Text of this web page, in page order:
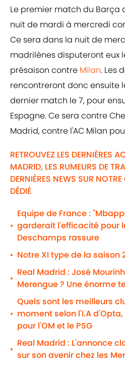
Le premier match du Barça
nuit de mardi à mercredi
Ce sera dans la nuit de
madrilènes disputeront eux
présaison contre Milan. Les
rencontreront donc ensuite
dernier match le 7, pour
Espagne. Ce sera contre
Madrid, contre l'AC Milan
RETROUVEZ LES DERNIÈRES
MADRID, LES RUMEURS DE
DERNIÈRES NEWS SUR
DÉDIÉ
•
Equipe de France :
garderait l'efficacité pour
Deschamps rassure
• Notre XI type de la saison
•
Real Madrid : José
Merengue ? Une énorme
•
Quels sont les meilleurs
moment selon l'I.A
pour l'OM et le PSG
•
Real Madrid : L'annonce
sur son avenir chez les